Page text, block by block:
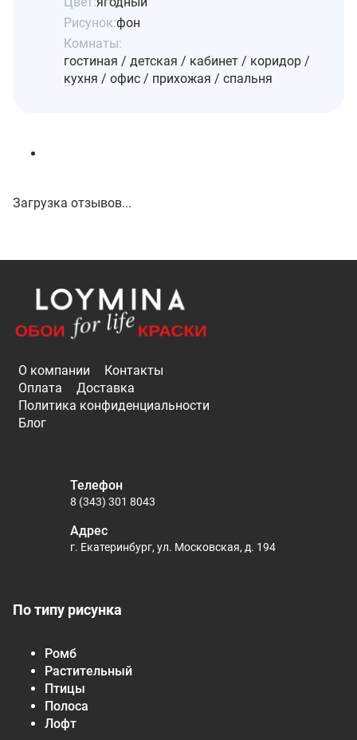
Рисунок:фон
Комнаты:
гостиная / детская / кабинет / коридор /
кухня / офис / прихожая / спальня
Загрузка отзывов...
О компании
Контакты
Оплата
Доставка
Политика конфиденциальности
Блог
По типу рисунка
Ромб
Растительный
Птицы
Полоса
Лофт
Телефон
8 (343) 301 8043
Адрес
г. Екатеринбург, ул. Московская, д. 194